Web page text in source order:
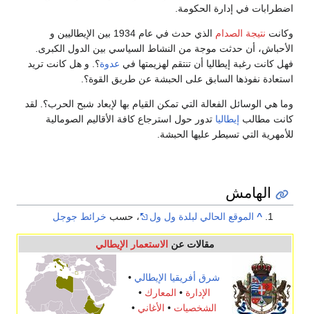
اضطرابات في إدارة الحكومة.
وكانت نتيجة الصدام
الذي حدث في عام 1934 بين الإيطاليين و
الأحباش، أن حدثت موجة من النشاط السياسي بين الدول الكبرى.
فهل كانت رغبة إيطاليا أن تنتقم لهزيمتها في عدوة؟. و هل كانت تريد
استعادة نفوذها السابق على الحبشة عن طريق القوة؟.
وما هي الوسائل الفعالة التي تمكن القيام بها لإبعاد شبح الحرب؟. لقد
كانت مطالب إيطاليا تدور حول استرجاع كافة الأقاليم الصومالية
للأمهرية التي تسيطر عليها الحبشة.
الهامش
^ الموقع الحالي لبلدة ول ول ، حسب خرائط جوجل
مقالات عن الاستعمار الإيطالي
شرق أفريقيا الإيطالي •
الإدارة • المعارك •
الشخصيات • الأغاني •